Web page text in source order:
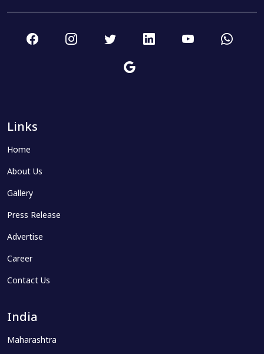
Links
Home
About Us
Gallery
Press Release
Advertise
Career
Contact Us
India
Maharashtra